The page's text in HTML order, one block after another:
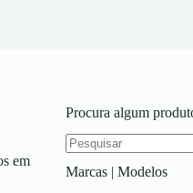
em
Procura algum
resultados
Marcas | Modelos